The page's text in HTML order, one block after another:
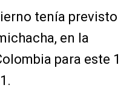
tenía previsto
en la
para este 1